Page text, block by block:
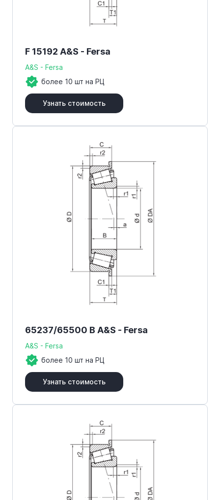
F 15192 A&S - Fersa
A&S - Fersa
более 10 шт на РЦ
Узнать стоимость
65237/65500 B A&S - Fersa
A&S - Fersa
более 10 шт на РЦ
Узнать стоимость